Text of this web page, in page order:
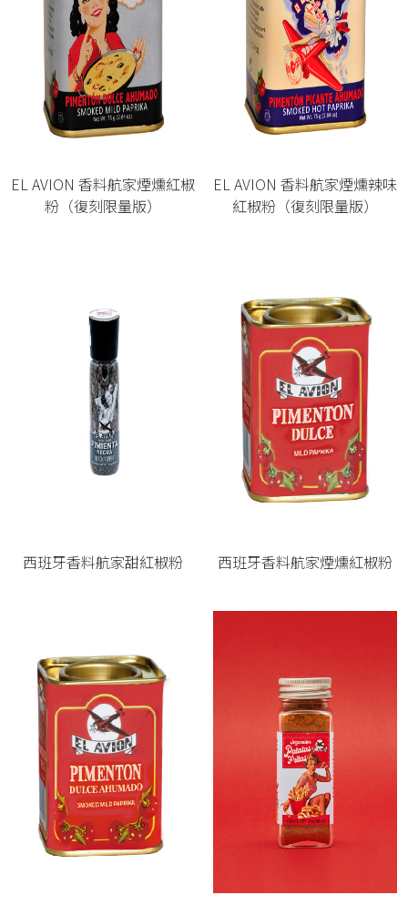
EL AVION 香料航家煙燻紅椒
粉（復刻限量版）
EL AVION 香料航家煙燻辣味
紅椒粉（復刻限量版）
西班牙香料航家甜紅椒粉 西班牙香料航家煙燻紅椒粉